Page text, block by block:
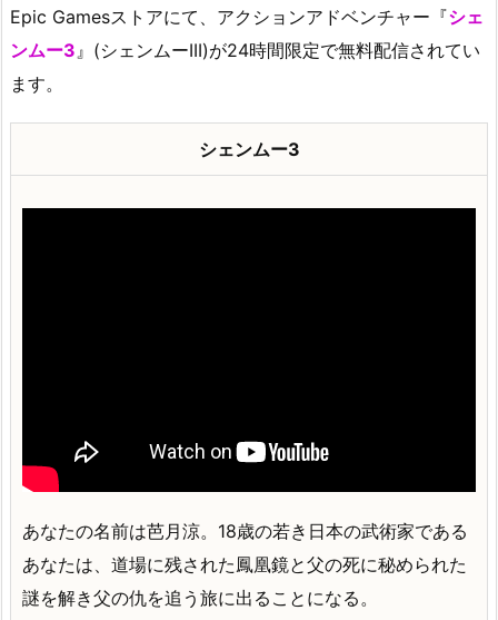
Epic Gamesストアにて、アクションアドベンチャー『シェ
ンムー3 』(シェンムーIII)が24時間限定で無料配信されてい
ます。
シェンムー3
あなたの名前は芭月涼。18歳の若き日本の武術家である
あなたは、道場に残された鳳凰鏡と父の死に秘められた
謎を解き父の仇を追う旅に出ることになる。